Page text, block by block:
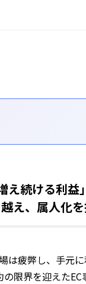
え続ける利益
え、属人化
は疲弊し、手元
限界を迎えた